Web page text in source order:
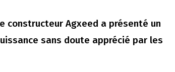
constructeur Agxeed a présenté un
sans doute apprécié par les